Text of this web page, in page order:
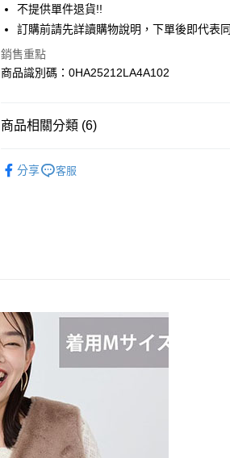
聯邦商業銀行
元大商業銀行
永豐商業
玉山商業銀行
台新國際商業銀行
街口支付
悠遊付
Google Pay
相關說明
【大哥付你分期使用說明】
2.付款方式選擇「大哥付你分期」，訂單成立後會自
流程，驗證手機門號後，選擇欲分期的期數、繳款截
帳／街口支付／iPASS MONEY」等通路繳費。
【注意事項】
1.本服務係由「台灣大哥大股份有限公司」（以下簡
用戶於交易時，得透過本服務購買商品或服務，並由
款買賣價金債權讓與本公司後，依約使用本公司帳單
2.基於同意付款使用「大哥付你分期」之契約關係
資料（包含姓名、電話或地址）提供予台灣大哥大進
用，由本公司與您本人進行分期帳單所需資料之確
3.完整用戶服務條款，請詳閱以下連結：
相關說明
【關於「AFTEE先享後付」】
付」結帳頁面，進行簡訊認證並確認金額後，即可完
２．訂單成立數日內，您將收到繳費通知簡訊。
３．收到繳費通知簡訊後14天內，點擊此簡訊中的
／ATM／網路銀行／等多元方式進行付款，方視為交
※ 請注意：結帳手續完成當下不需立刻繳費，但若
絡購買商品的店家。未經商家同意取消之訂單仍視為
先享後付繳納相關費用。
※ 交易是否成功請以「AFTEE先享後付 」之結帳頁
是否繳費成功／繳費後需取消欲退款等相關疑問，請
付客戶支援中心」https://
全家純取貨
每筆NT$60，滿NT$388(含以上)免運費
萊爾富取貨付款
每筆NT$60，滿NT$888(含以上)免運費
萊爾富純取貨
每筆NT$60，滿NT$888(含以上)免運費
不提供單件退貨!!
訂購前請先詳讀購物說明，下單後即代表
銷售重點
商品識別碼：0HA25212LA4A102
商品相關分類 (6)
分享 客服